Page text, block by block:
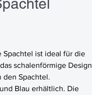
Spachtel ist ideal für die
schalenförmige Design
den Spachtel.
Blau erhältlich. Die